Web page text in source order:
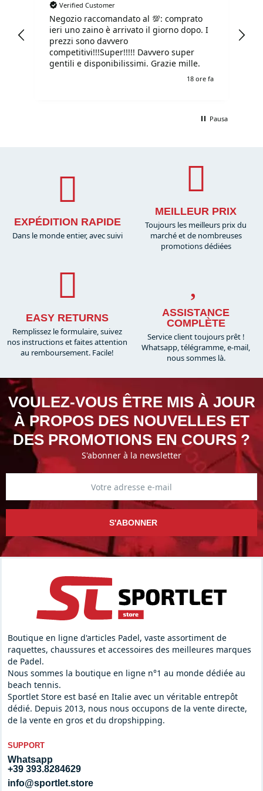
Sportlet Store , nous savons que vous souhaitez recevoir
rapidement les articles que vous désirez, c'est pourquoi nos
services de préparation et delivraison
rapides : tous les modèles disponibles en ligne sont
immédiatement en stock.
Verified Customer
Negozio raccomandato al 💯: comprato
ieri uno zaino è arrivato il giorno dopo. I
prezzi sono davvero
competitivi!!!Super!!!!! Davvero super
gentili e disponibilissimi. Grazie mille.
18 ore fa
Pausa
EXPÉDITION RAPIDE
Dans le monde entier, avec suivi
MEILLEUR PRIX
Toujours les meilleurs prix du
marché et de nombreuses
promotions dédiées
EASY RETURNS
Remplissez le formulaire, suivez
nos instructions et faites attention
au remboursement. Facile!
ASSISTANCE
COMPLÈTE
Service client toujours prêt !
Whatsapp, télégramme, e-mail,
nous sommes là.​
VOULEZ-VOUS ÊTRE MIS À JOUR
À PROPOS DES NOUVELLES ET
DES PROMOTIONS EN COURS ?
S'abonner à la newsletter
S'ABONNER
Boutique en ligne d'articles Padel, vaste assortiment de
raquettes, chaussures et accessoires des meilleures marques
de Padel.
Nous sommes la boutique en ligne n°1 au monde dédiée au
beach tennis.
Sportlet Store est basé en Italie avec un véritable entrepôt
dédié. Depuis 2013, nous nous occupons de la vente directe,
de la vente en gros et du dropshipping.
SUPPORT
Whatsapp
+39 393.8284629
info@sportlet.store